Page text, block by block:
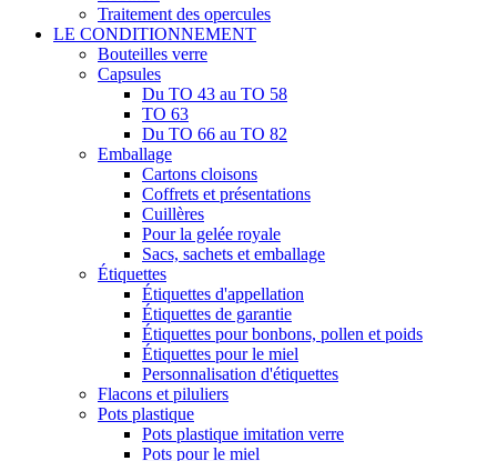
Traitement des opercules
LE CONDITIONNEMENT
Bouteilles verre
Capsules
Du TO 43 au TO 58
TO 63
Du TO 66 au TO 82
Emballage
Cartons cloisons
Coffrets et présentations
Cuillères
Pour la gelée royale
Sacs, sachets et emballage
Étiquettes
Étiquettes d'appellation
Étiquettes de garantie
Étiquettes pour bonbons, pollen et poids
Étiquettes pour le miel
Personnalisation d'étiquettes
Flacons et piluliers
Pots plastique
Pots plastique imitation verre
Pots pour le miel